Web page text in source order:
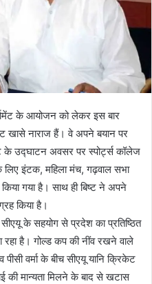
के आयोजन को लेकर इस बार
खासे नाराज हैं। वे अपने बयान पर
उद्घाटन अवसर पर स्पोर्ट्स कॉलेज
इंटक, महिला मंच, गढ़वाल सभा
गया है। साथ ही बिष्ट ने अपने
किया है।
के सहयोग से प्रदेश का प्रतिष्ठित
है। गोल्ड कप की नींव रखने वाले
वर्मा के बीच सीएयू यानि क्रिकेट
की मान्यता मिलने के बाद से खटास